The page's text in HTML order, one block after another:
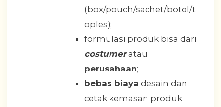
(box/pouch/sachet/botol/t
oples);
formulasi produk bisa dari
costumeratau
perusahaan;
bebas biaya desain dan
cetak kemasan produk